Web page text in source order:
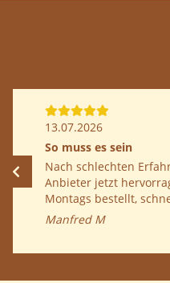
anderen
erhalten.
am folge...